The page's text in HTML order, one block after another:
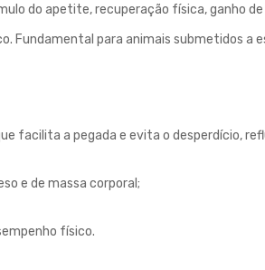
do apetite, recuperação física, ganho
Fundamental para animais submetidos
facilita a pegada e evita o desperdício,
e de massa corporal;
físico.